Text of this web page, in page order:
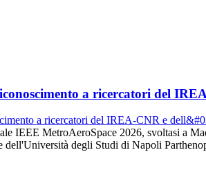
a ricercatori del
IEEE MetroAeroSpace 2026, svoltasi a
dell'Università degli Studi di Napoli